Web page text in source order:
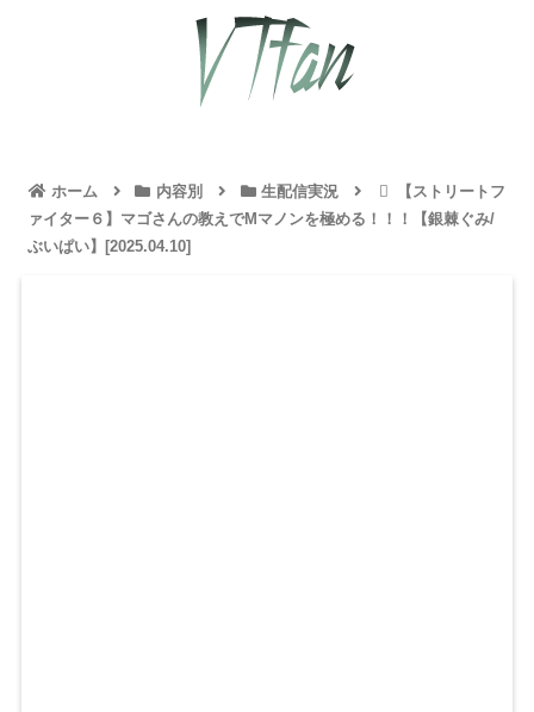
ホーム 内容別 生配信実況
【ストリートフ
ァイター６】マゴさんの教えでMマノンを極める！！！【銀棘ぐみ/
ぶいぱい】[2025.04.10]